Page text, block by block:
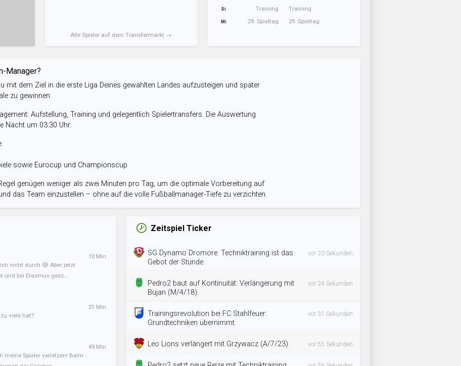
Alle Spieler auf dem Transfermarkt →
Di Training
Mi 29. Spieltag
Training
29. Spieltag
Manager?
mit dem Ziel in die erste Liga Deines gewählten Landes aufzusteigen und später
zu gewinnen.
Aufstellung, Training und gelegentlich Spielertransfers. Die Auswertung
Nacht um 03:30 Uhr.
sowie Eurocup und Championscup
genügen weniger als zwei Minuten pro Tag, um die optimale Vorbereitung auf
das Team einzustellen – ohne auf die volle Fußballmanager-Tiefe zu verzichten.
nicht durch 😅 Aber jetzt
und bei Erasmus gesc...
10 Min
viele hat?
21 Min
meine Spieler verletzen! Beim
49 Min
Zeitspiel Ticker
SG Dynamo Dromore: Techniktraining ist das
Gebot der Stunde.
vor 20 Sekunden
Pedro2 baut auf Kontinuität: Verlängerung mit
Bujan (M/4/18).
vor 24 Sekunden
Trainingsrevolution bei FC Stahlfeuer:
Grundtechniken übernimmt.
vor 31 Sekunden
Leo Lions verlängert mit Grzywacz (A/7/23). vor 55 Sekunden